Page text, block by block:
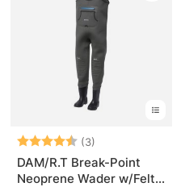
Bewertung:(3)
DAM/R.T Break-Point
Neoprene Wader w/Felt